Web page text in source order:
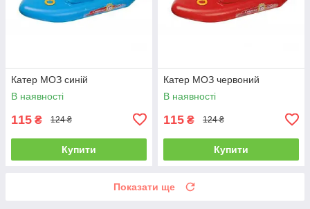
Катер МОЗ синій
В наявності
115 ₴ 124 ₴
Купити
Катер МОЗ червоний
В наявності
115 ₴ 124 ₴
Купити
Показати ще